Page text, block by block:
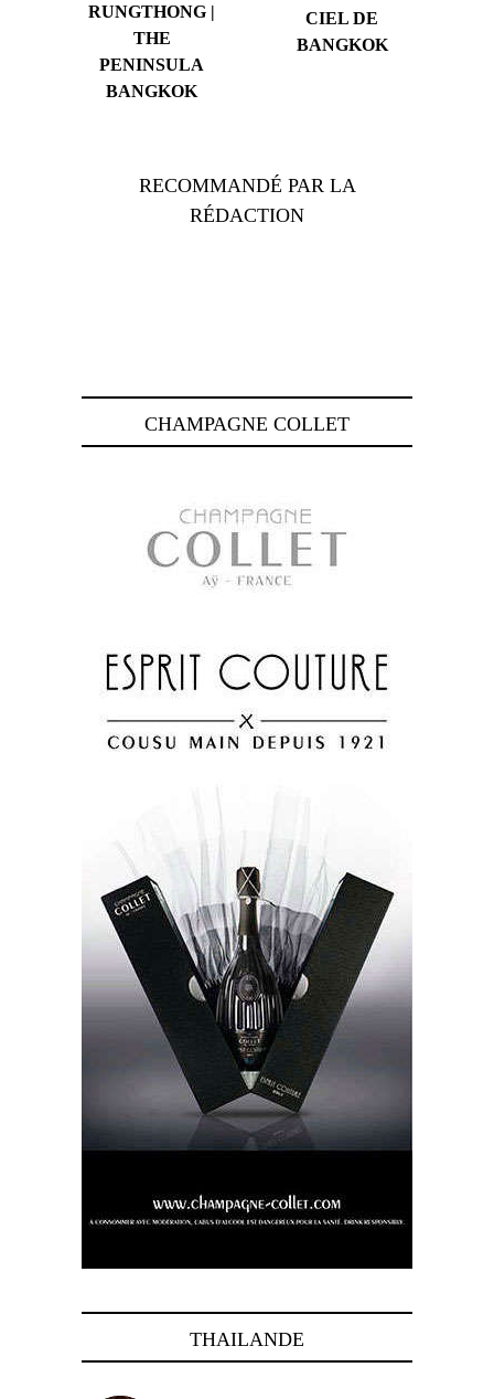
RUNGTHONG |
THE
PENINSULA
BANGKOK
CIEL DE
BANGKOK
RECOMMANDÉ PAR LA
RÉDACTION
CHAMPAGNE COLLET
THAILANDE